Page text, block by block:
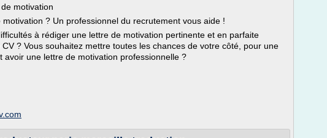
motivation
? Un professionnel du recrutement vous aide !
à rédiger une lettre de motivation pertinente et en parfaite
? Vous souhaitez mettre toutes les chances de votre côté, pour une
avoir une lettre de motivation professionnelle ?